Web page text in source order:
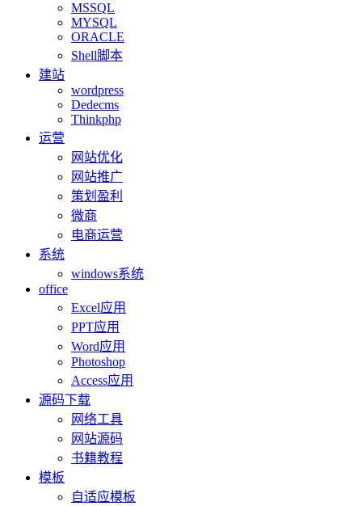
MSSQL
MYSQL
ORACLE
Shell脚本
建站
wordpress
Dedecms
Thinkphp
运营
网站优化
网站推广
策划盈利
微商
电商运营
系统
windows系统
office
Excel应用
PPT应用
Word应用
Photoshop
Access应用
源码下载
网络工具
网站源码
书籍教程
模板
自适应模板